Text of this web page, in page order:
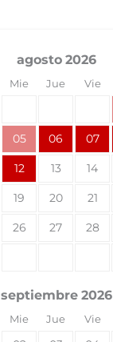
agosto 2026
Mie Jue Vie
05 06 07
12 13 14
19 20 21
26 27 28
septiembre 2026
Mie Jue Vie